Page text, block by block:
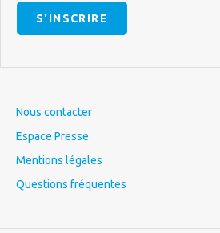
S'INSCRIRE
Nous contacter
Espace Presse
Mentions légales
Questions fréquentes